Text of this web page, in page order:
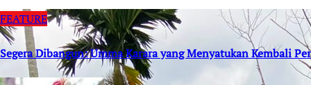
FEATURE
Segera Dibangun: Umma Karara yang Menyatukan Kembali